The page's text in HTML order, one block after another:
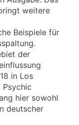
weitere
Beispiele für
der
in Los
Psychic
hier sowohl
deutscher